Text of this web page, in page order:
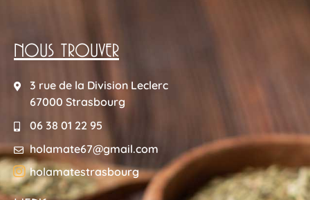
NOUS TROUVER
3 rue de la Division Leclerc
67000 Strasbourg
06 38 01 22 95
holamate67@gmail.com
holamatestrasbourg